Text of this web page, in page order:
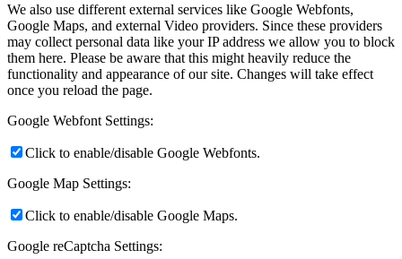
We also use different external services like Google Webfonts,
Google Maps, and external Video providers. Since these providers
may collect personal data like your IP address we allow you to block
them here. Please be aware that this might heavily reduce the
functionality and appearance of our site. Changes will take effect
once you reload the page.
Google Webfont Settings:
Click to enable/disable Google Webfonts.
Google Map Settings:
Click to enable/disable Google Maps.
Google reCaptcha Settings: